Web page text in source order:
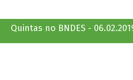
Quintas no BNDES -